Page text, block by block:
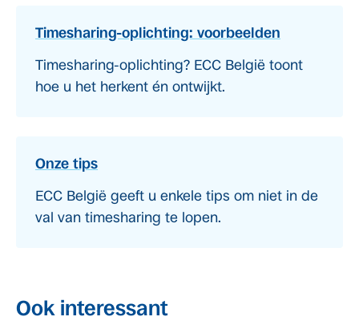
Timesharing-oplichting: voorbeelden
Timesharing-oplichting? ECC België toont
hoe u het herkent én ontwijkt.
Onze tips
ECC België geeft u enkele tips om niet in de
val van timesharing te lopen.
Ook interessant